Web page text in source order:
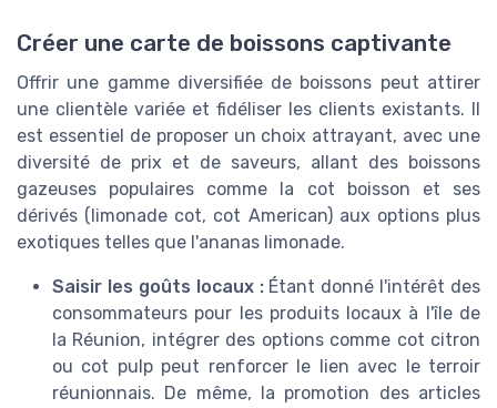
Créer une carte de boissons captivante
Offrir une gamme diversifiée de boissons peut attirer
une clientèle variée et fidéliser les clients existants. Il
est essentiel de proposer un choix attrayant, avec une
diversité de prix et de saveurs, allant des boissons
gazeuses populaires comme la cot boisson et ses
dérivés (limonade cot, cot American) aux options plus
exotiques telles que l'ananas limonade.
Saisir les goûts locaux :Étant donné l'intérêt des
consommateurs pour les produits locaux à l'île de
la Réunion, intégrer des options comme cot citron
ou cot pulp peut renforcer le lien avec le terroir
réunionnais. De même, la promotion des articles